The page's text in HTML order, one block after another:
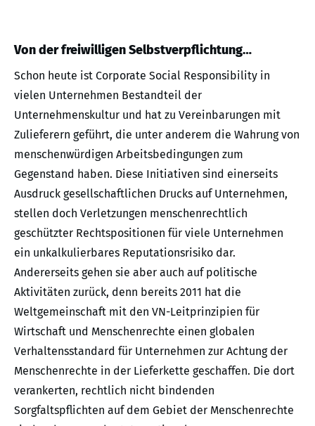
Von der freiwilligen Selbstverpflichtung…
Schon heute ist Corporate Social Responsibility in
vielen Unternehmen Bestandteil der
Unternehmenskultur und hat zu Vereinbarungen mit
Zulieferern geführt, die unter anderem die Wahrung von
menschenwürdigen Arbeitsbedingungen zum
Gegenstand haben. Diese Initiativen sind einerseits
Ausdruck gesellschaftlichen Drucks auf Unternehmen,
stellen doch Verletzungen menschenrechtlich
geschützter Rechtspositionen für viele Unternehmen
ein unkalkulierbares Reputationsrisiko dar.
Andererseits gehen sie aber auch auf politische
Aktivitäten zurück, denn bereits 2011 hat die
Weltgemeinschaft mit den VN-Leitprinzipien für
Wirtschaft und Menschenrechte einen globalen
Verhaltensstandard für Unternehmen zur Achtung der
Menschenrechte in der Lieferkette geschaffen. Die dort
verankerten, rechtlich nicht bindenden
Sorgfaltspflichten auf dem Gebiet der Menschenrechte